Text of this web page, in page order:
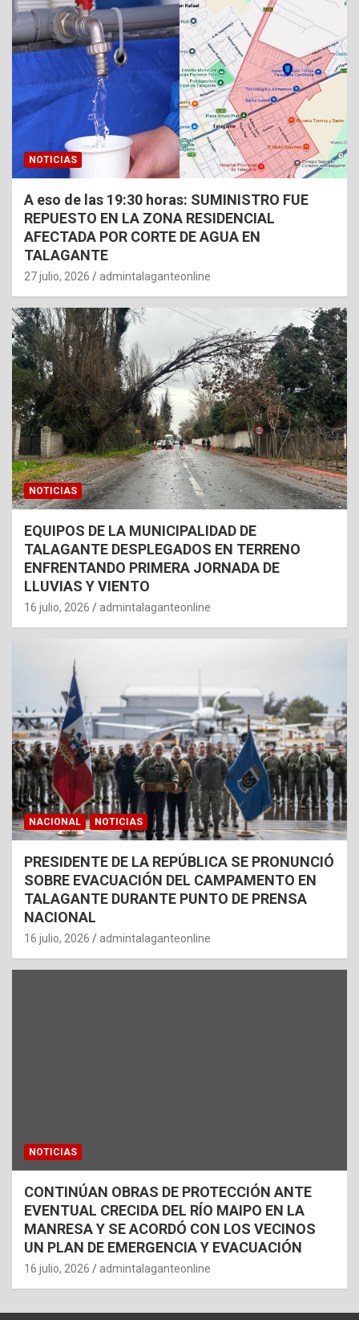
NOTICIAS
A eso de las 19:30 horas: SUMINISTRO FUE
REPUESTO EN LA ZONA RESIDENCIAL
AFECTADA POR CORTE DE AGUA EN
TALAGANTE
27 julio, 2026 admintalaganteonline
NOTICIAS
EQUIPOS DE LA MUNICIPALIDAD DE
TALAGANTE DESPLEGADOS EN TERRENO
ENFRENTANDO PRIMERA JORNADA DE
LLUVIAS Y VIENTO
16 julio, 2026 admintalaganteonline
NACIONAL NOTICIAS
PRESIDENTE DE LA REPÚBLICA SE PRONUNCIÓ
SOBRE EVACUACIÓN DEL CAMPAMENTO EN
TALAGANTE DURANTE PUNTO DE PRENSA
NACIONAL
16 julio, 2026 admintalaganteonline
NOTICIAS
CONTINÚAN OBRAS DE PROTECCIÓN ANTE
EVENTUAL CRECIDA DEL RÍO MAIPO EN LA
MANRESA Y SE ACORDÓ CON LOS VECINOS
UN PLAN DE EMERGENCIA Y EVACUACIÓN
16 julio, 2026 admintalaganteonline